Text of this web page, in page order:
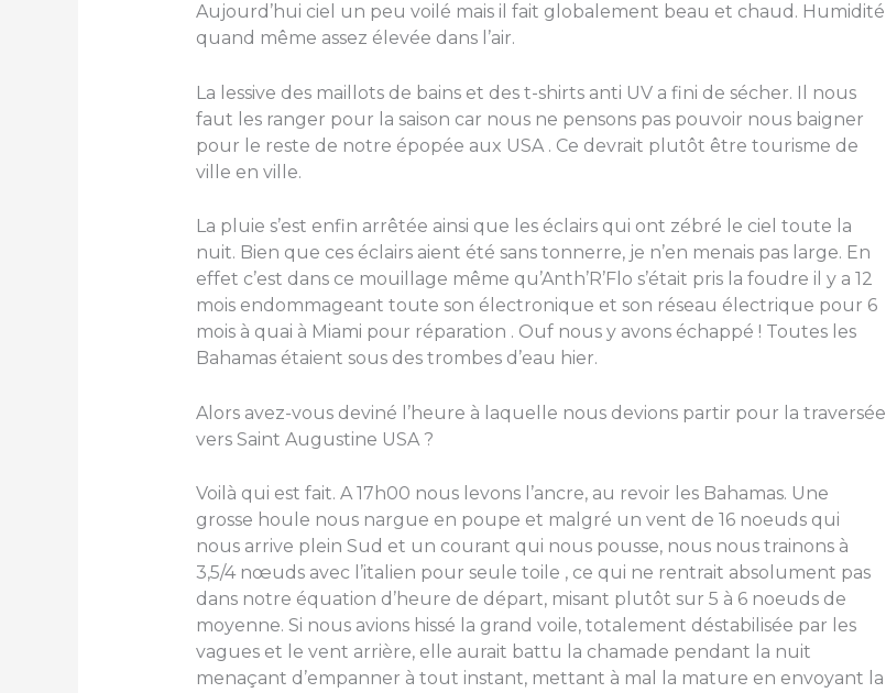
Aujourd’hui ciel un peu voilé mais il fait globalement beau et chaud. Humidité
quand même assez élevée dans l’air.
La lessive des maillots de bains et des t-shirts anti UV a fini de sécher. Il nous
faut les ranger pour la saison car nous ne pensons pas pouvoir nous baigner
pour le reste de notre épopée aux USA . Ce devrait plutôt être tourisme de
ville en ville.
La pluie s’est enfin arrêtée ainsi que les éclairs qui ont zébré le ciel toute la
nuit. Bien que ces éclairs aient été sans tonnerre, je n’en menais pas large. En
effet c’est dans ce mouillage même qu’Anth’R’Flo s’était pris la foudre il y a 12
mois endommageant toute son électronique et son réseau électrique pour 6
mois à quai à Miami pour réparation . Ouf nous y avons échappé ! Toutes les
Bahamas étaient sous des trombes d’eau hier.
Alors avez-vous deviné l’heure à laquelle nous devions partir pour la traversée
vers Saint Augustine USA ?
Voilà qui est fait. A 17h00 nous levons l’ancre, au revoir les Bahamas. Une
grosse houle nous nargue en poupe et malgré un vent de 16 noeuds qui
nous arrive plein Sud et un courant qui nous pousse, nous nous trainons à
3,5/4 nœuds avec l’italien pour seule toile , ce qui ne rentrait absolument pas
dans notre équation d’heure de départ, misant plutôt sur 5 à 6 noeuds de
moyenne. Si nous avions hissé la grand voile, totalement déstabilisée par les
vagues et le vent arrière, elle aurait battu la chamade pendant la nuit
menaçant d’empanner à tout instant, mettant à mal la mature en envoyant la